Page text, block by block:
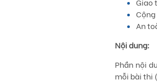
An
Nội dung:
Phần nội
mỗi bài thi